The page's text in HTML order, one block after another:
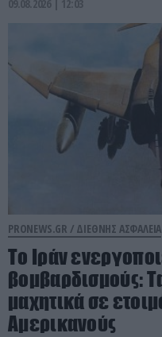
09.08.2026 | 12:03
PRONEWS.GR / ΔΙΕΘΝΗΣ ΑΣΦΑΛΕΙΑ
Το Ιράν
βομβαρδισμούς:
μαχητικά σε
Αμερικανούς